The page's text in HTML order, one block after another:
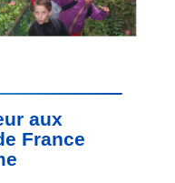
aux
France